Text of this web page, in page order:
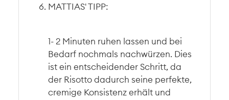
MATTIAS' TIPP:
1- 2 Minuten ruhen lassen und bei
Bedarf nochmals nachwürzen. Dies
ist ein entscheidender Schritt, da
der Risotto dadurch seine perfekte,
cremige Konsistenz erhält und